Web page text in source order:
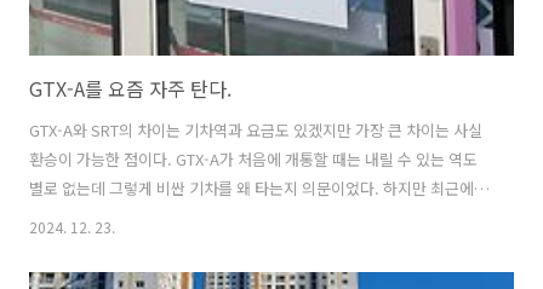
GTX-A를 요즘 자주 탄다.
GTX-A와 SRT의 차이는 기차역과 요금도 있겠지만 가장 큰 차이는 사실
환승이 가능한 점이다. GTX-A가 처음에 개통할 때는 내릴 수 있는 역도
별로 없는데 그렇게 비싼 기차를 왜 타는지 의문이었다. 하지만 최근에
역이 하나씩 개통하면서 나는 GTX-A를 시간관계상 자주 타는 중이다. 특
느껴진다.힐스테이트동탄역 아파트에서 출발해서 GTX-A를 타기에도 편
2024. 12. 23.